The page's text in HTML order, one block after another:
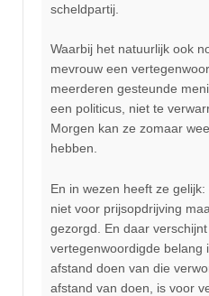
scheldpartij.
Waarbij het natuurlijk ook
mevrouw een
meerderen gesteunde
een politicus, niet te
Morgen kan ze zomaar
hebben.
En in wezen heeft ze
niet voor prijsopdrijving
gezorgd. En daar
vertegenwoordigde belang
afstand doen van die
afstand van doen, is voor